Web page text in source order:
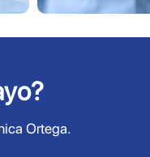
Ortega.